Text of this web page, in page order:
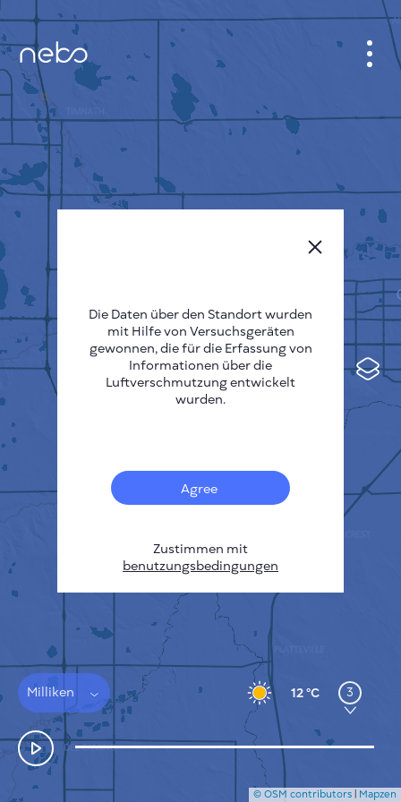
Sensoren
Wind
Milliken 12 °C 3
ANMELDEN
SENSOR NEBO
Česky
Deutsch
Español
FUNKTIONSWEISE
DATENSCHUTZBESTIMMUNGEN
BEDINGUNGEN UND KONDITIONEN
INSTALLATIONSANLEITUNG
API
KONTAKT
© OSM contributors | Mapzen
Die Daten über den Standort wurden
mit Hilfe von Versuchsgeräten
gewonnen, die für die Erfassung von
Informationen über die
Luftverschmutzung entwickelt
wurden.
Agree
Zustimmen mit
benutzungsbedingungen